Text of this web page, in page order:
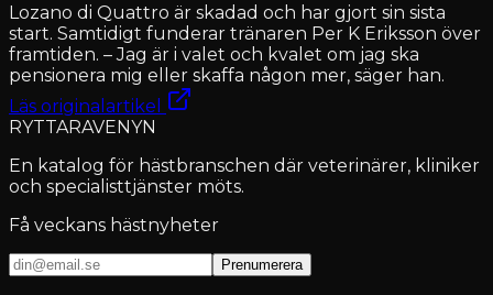
Lozano di Quattro är skadad och har gjort sin sista
start. Samtidigt funderar tränaren Per K Eriksson över
framtiden. – Jag är i valet och kvalet om jag ska
pensionera mig eller skaffa någon mer, säger han.
Läs originalartikel
RYTTARAVENYN
En katalog för hästbranschen där veterinärer, kliniker
och specialisttjänster möts.
Få veckans hästnyheter
Prenumerera